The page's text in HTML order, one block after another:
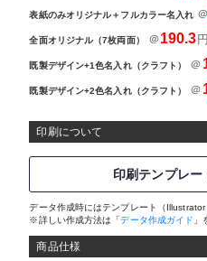
表紙のみオリジナル＋フルカラー名入れ ＠
全面オリジナル（7枚両面） ＠190.3
既製デザイン+1色名入れ（クラフト） ＠
既製デザイン+2色名入れ（クラフト） ＠
印刷について
印刷テンプレー
データ作成時にはテンプレート（Illustrator
※詳しい作成方法は「データ作成ガイド 」
商品仕様